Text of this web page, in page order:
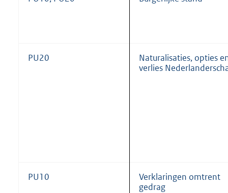
PU20
Naturalisaties, opties
verlies
PU10
Verklaringen omtrent
gedrag